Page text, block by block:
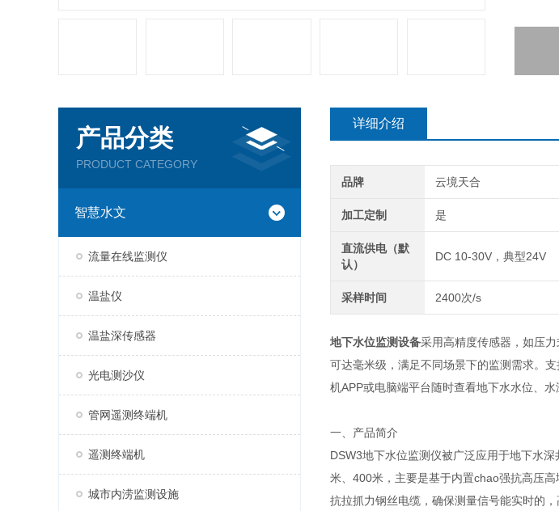
产品分类
PRODUCT CATEGORY
智慧水文
流量在线监测仪
温盐仪
温盐深传感器
光电测沙仪
管网遥测终端机
遥测终端机
城市内涝监测设施
详细介绍
品牌 云境天合
加工定制 是
直流供电（默
认）
DC 10-30V，典型24V
采样时间 2400次/s
地下水位监测设备采用高精度传感器，如压
可达毫米级，满足不同场景下的监测需求。
机APP或电脑端平台随时查看地下水水位、水
一、产品简介
DSW3地下水位监测仪被广泛应用于地下水
米、400米，主要是基于内置chao强抗高压
抗拉抓力钢丝电缆，确保测量信号能实时的，